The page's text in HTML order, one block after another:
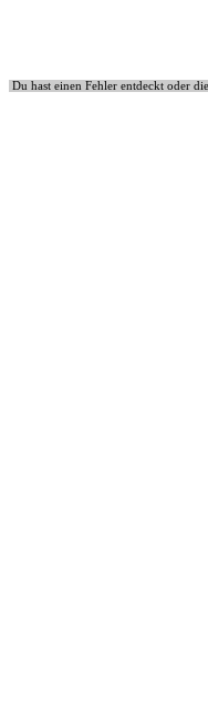
Du hast einen Fehler entdeckt oder